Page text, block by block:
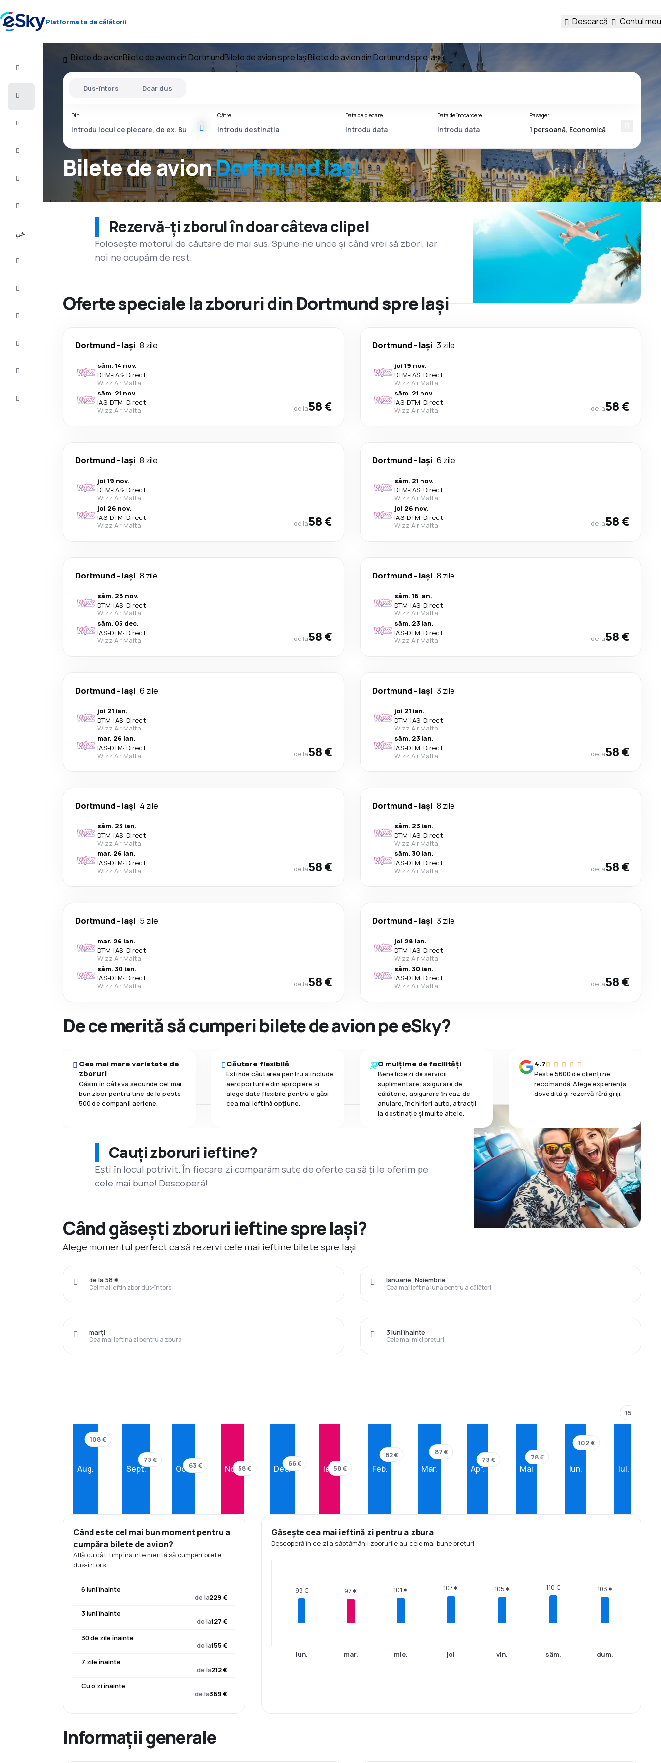
Platforma ta de călătorii Descarcă Contul meu
Bilete de avionBilete de avion din DortmundBilete de avion spre IașiBilete de avion din Dortmund spre Iași
Bilete de avionDortmund Iași
Dus-întors Doar dus
Din Către Data de plecare Data de întoarcere Pasageri
Rezervă-ți zborul în doar câteva clipe!
Folosește motorul de căutare de mai sus. Spune-ne unde și când vrei să zbori, iar
noi ne ocupăm de rest.
Oferte speciale la zboruri din Dortmund spre Iași
Dortmund- Iași 8 zile
sâm. 14 nov.
DTM-IAS· Direct
Wizz Air Malta
sâm. 21 nov.
IAS-DTM· Direct
Wizz Air Malta
de la58 €
Dortmund- Iași 3 zile
joi 19 nov.
DTM-IAS· Direct
Wizz Air Malta
sâm. 21 nov.
IAS-DTM· Direct
Wizz Air Malta
de la58 €
Dortmund- Iași 8 zile
joi 19 nov.
DTM-IAS· Direct
Wizz Air Malta
joi 26 nov.
IAS-DTM· Direct
Wizz Air Malta
de la58 €
Dortmund- Iași 6 zile
sâm. 21 nov.
DTM-IAS· Direct
Wizz Air Malta
joi 26 nov.
IAS-DTM· Direct
Wizz Air Malta
de la58 €
Dortmund- Iași 8 zile
sâm. 28 nov.
DTM-IAS· Direct
Wizz Air Malta
sâm. 05 dec.
IAS-DTM· Direct
Wizz Air Malta
de la58 €
Dortmund- Iași 8 zile
sâm. 16 ian.
DTM-IAS· Direct
Wizz Air Malta
sâm. 23 ian.
IAS-DTM· Direct
Wizz Air Malta
de la58 €
Dortmund- Iași 6 zile
joi 21 ian.
DTM-IAS· Direct
Wizz Air Malta
mar. 26 ian.
IAS-DTM· Direct
Wizz Air Malta
de la58 €
Dortmund- Iași 3 zile
joi 21 ian.
DTM-IAS· Direct
Wizz Air Malta
sâm. 23 ian.
IAS-DTM· Direct
Wizz Air Malta
de la58 €
Dortmund- Iași 4 zile
sâm. 23 ian.
DTM-IAS· Direct
Wizz Air Malta
mar. 26 ian.
IAS-DTM· Direct
Wizz Air Malta
de la58 €
Dortmund- Iași 8 zile
sâm. 23 ian.
DTM-IAS· Direct
Wizz Air Malta
sâm. 30 ian.
IAS-DTM· Direct
Wizz Air Malta
de la58 €
Dortmund- Iași 5 zile
mar. 26 ian.
DTM-IAS· Direct
Wizz Air Malta
sâm. 30 ian.
IAS-DTM· Direct
Wizz Air Malta
de la58 €
Dortmund- Iași 3 zile
joi 28 ian.
DTM-IAS· Direct
Wizz Air Malta
sâm. 30 ian.
IAS-DTM· Direct
Wizz Air Malta
de la58 €
De ce merită să cumperi bilete de avion pe eSky?
Cea mai mare varietate de
zboruri
Găsim în câteva secunde cel mai
bun zbor pentru tine de la peste
500 de companii aeriene.
Căutare flexibilă
Extinde căutarea pentru a include
aeroporturile din apropiere și
alege date flexibile pentru a găsi
cea mai ieftină opțiune.
O mulțime de facilități
Beneficiezi de servicii
suplimentare: asigurare de
călătorie, asigurare ȋn caz de
anulare, închirieri auto, atracții
la destinaţie și multe altele.
4.7
Peste 5600 de clienți ne
recomandă. Alege experiența
dovedită și rezervă fără griji.
Cauți zboruri ieftine?
Ești în locul potrivit. În fiecare zi comparăm sute de oferte ca să ți le oferim pe
cele mai bune! Descoperă!
Când găsești zboruri ieftine spre Iași?
Alege momentul perfect ca să rezervi cele mai ieftine bilete spre Iași
Cel mai ieftin zbor dus-întors
de la 58 €
Cea mai ieftină lună pentru a călători
Ianuarie, Noiembrie
Cea mai ieftină zi pentru a zbura
marți
Cele mai mici prețuri
3 luni înainte
Aug.
108 €
Sept.
73 €
Oct.63 € Nov.58 € Dec.66 € Ian.58 € Feb.
82 €
Mar.
87 €
Apr.
73 €
Mai
78 €
Iun.
102 €
Iul.
153 €
Când este cel mai bun moment pentru a
cumpăra bilete de avion?
Află cu cât timp înainte merită să cumperi bilete
dus-întors.
6 luni înainte
de la229 €
3 luni înainte
de la127 €
30 de zile înainte
de la155 €
7 zile înainte
de la212 €
Cu o zi înainte
de la369 €
Găsește cea mai ieftină zi pentru a zbura
Descoperă în ce zi a săptămânii zborurile au cele mai bune prețuri
98 €
lun.
97 €
mar.
101 €
mie.
107 €
joi
105 €
vin.
110 €
sâm.
103 €
dum.
Informații generale